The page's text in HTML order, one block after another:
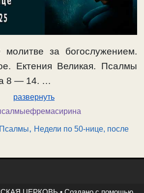
молитве за богослужением.
Ектения Великая. Псалмы
8 — 14. …
развернуть
, Недели по 50-нице, после